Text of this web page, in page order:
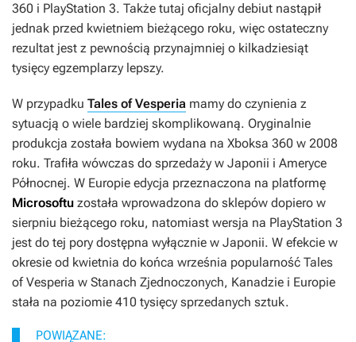
360 i PlayStation 3. Także tutaj oficjalny debiut nastąpił
jednak przed kwietniem bieżącego roku, więc ostateczny
rezultat jest z pewnością przynajmniej o kilkadziesiąt
tysięcy egzemplarzy lepszy.
W przypadku Tales of Vesperia mamy do czynienia z
sytuacją o wiele bardziej skomplikowaną. Oryginalnie
produkcja została bowiem wydana na Xboksa 360 w 2008
roku. Trafiła wówczas do sprzedaży w Japonii i Ameryce
Północnej. W Europie edycja przeznaczona na platformę
Microsoftu została wprowadzona do sklepów dopiero w
sierpniu bieżącego roku, natomiast wersja na PlayStation 3
jest do tej pory dostępna wyłącznie w Japonii. W efekcie w
okresie od kwietnia do końca września popularność Tales
of Vesperia w Stanach Zjednoczonych, Kanadzie i Europie
stała na poziomie 410 tysięcy sprzedanych sztuk.
POWIĄZANE: